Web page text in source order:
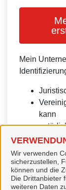
Wir verwenden
sicherzustellen,
können und die
Die Drittanbieter
weiteren Daten
Mein
kann
Eine
Sinne von §
(VwVfG)